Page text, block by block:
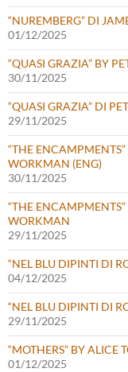
“NUREMBERG” DI
01/12/2025
“QUASI GRAZIA” BY
30/11/2025
“QUASI GRAZIA” DI
29/11/2025
“THE
WORKMAN (ENG)
30/11/2025
“THE
WORKMAN
29/11/2025
“NEL BLU DIPINTI DI
04/12/2025
“NEL BLU DIPINTI DI
29/11/2025
“MOTHERS” BY ALICE
01/12/2025